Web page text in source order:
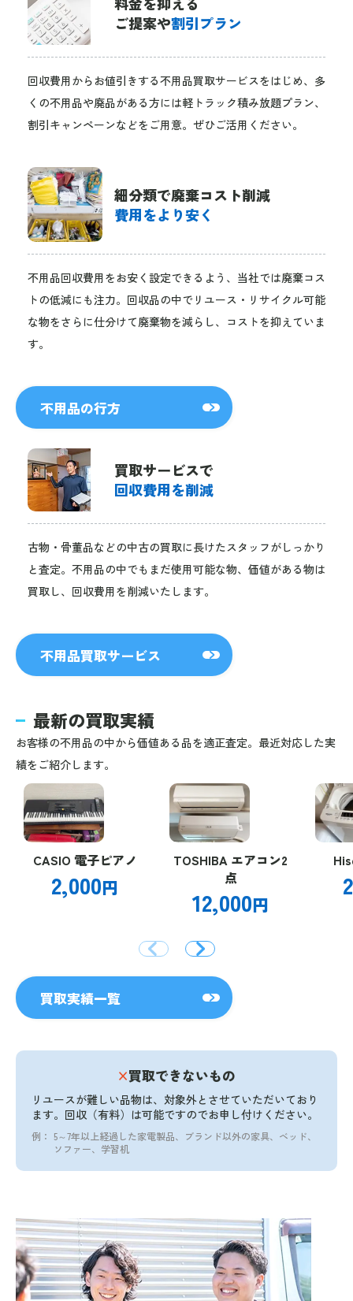
ご提案や割引プラン
回収費用からお値引きする不用品買取サービスをはじめ、多
くの不用品や廃品がある方には軽トラック積み放題プラン、
割引キャンペーンなどをご用意。ぜひご活用ください。
細分類で廃棄コスト削減
費用をより安く
不用品回収費用をお安く設定できるよう、当社では廃棄コス
トの低減にも注力。回収品の中でリユース・リサイクル可能
な物をさらに仕分けて廃棄物を減らし、コストを抑えていま
す。
不用品の行方
買取サービスで
回収費用を削減
古物・骨董品などの中古の買取に長けたスタッフがしっかり
と査定。不用品の中でもまだ使用可能な物、価値がある物は
買取し、回収費用を削減いたします。
不用品買取サービス
最新の買取実績
お客様の不用品の中から価値ある品を適正査定。最近対応した実
績をご紹介します。
CASIO 電子ピアノ
2,000円
TOSHIBA エアコン2
点
12,000円
買取実績一覧
×買取できないもの
リユースが難しい品物は、対象外とさせていただいており
ます。 回収（有料）は可能ですのでお申し付けください。
例： 5～7年以上経過した家電製品、ブランド以外の家具、ベッド、
ソファー、学習机